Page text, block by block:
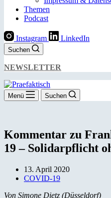
Themen
Podcast
Instagram LinkedIn
Suchen
NEWSLETTER
Menü Suchen
Kommentar zu
19 – Solidarpflicht
13. April 2020
COVID-19
Von Simone Dietz (Düsseldorf)